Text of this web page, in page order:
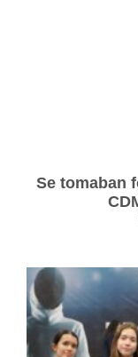
Se tomaban